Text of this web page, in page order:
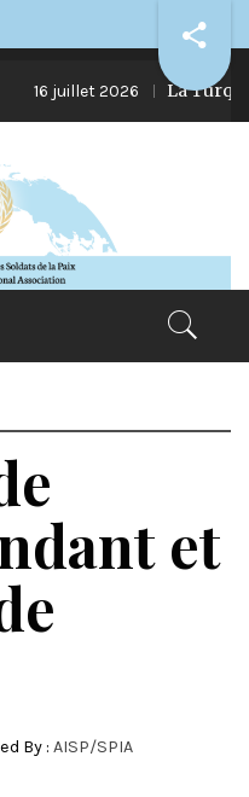
16 juillet 2026 La Turquie
et
By : AISP/SPIA